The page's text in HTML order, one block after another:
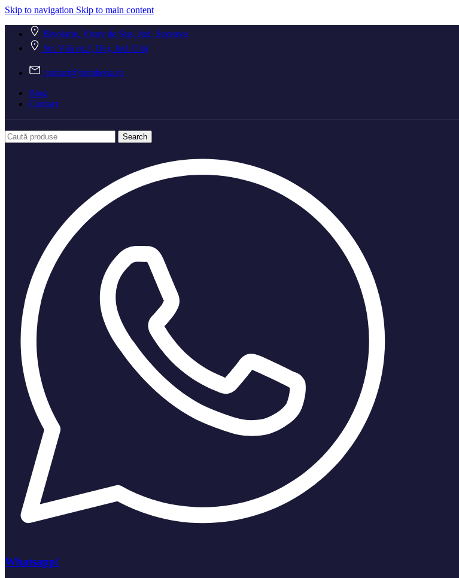
Skip to navigation Skip to main content
Bivolarie, Vicov de Sus, Jud. Suceava
Str. Văii nr.2, Dej, Jud. Cluj
contact@tomibena.ro
Blog
Contact
Search
Whatsapp!